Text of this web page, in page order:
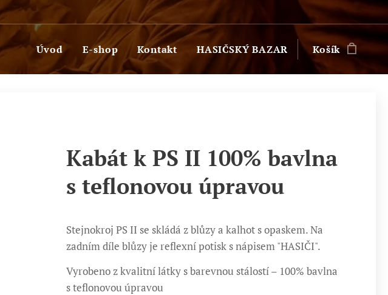
Úvod E-shop Kontakt HASIČSKÝ BAZAR Košík
Kabát k PS II 100% bavlna
s teflonovou úpravou
Stejnokroj PS II se skládá z blůzy a kalhot s opaskem. Na
zadním díle blůzy je reflexní potisk s nápisem "HASIČI".
Vyrobeno z kvalitní látky s barevnou stálostí – 100% bavlna
s teflonovou úpravou